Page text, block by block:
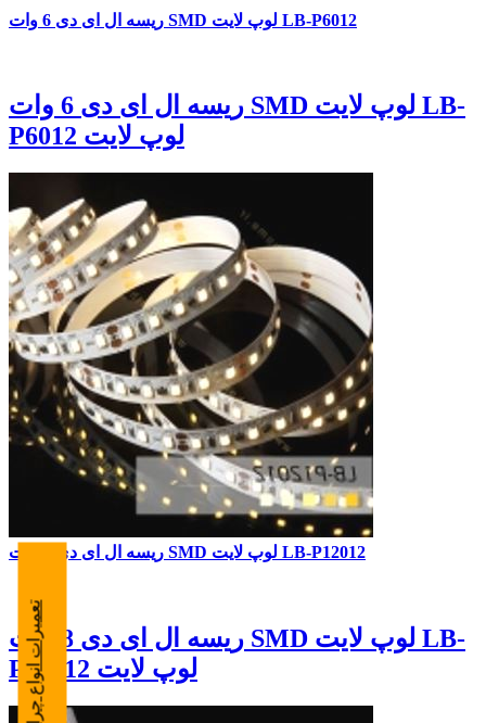
ریسه ال ای دی 6 وات SMD لوپ لایت LB-P6012
ریسه ال ای دی 6 وات SMD لوپ لایت LB-
P6012 لوپ لایت
ریسه ال ای دی 8 وات SMD لوپ لایت LB-P12012
ریسه ال ای دی 8 وات SMD لوپ لایت LB-
P12012 لوپ لایت
تعمیرات انواع چراغ